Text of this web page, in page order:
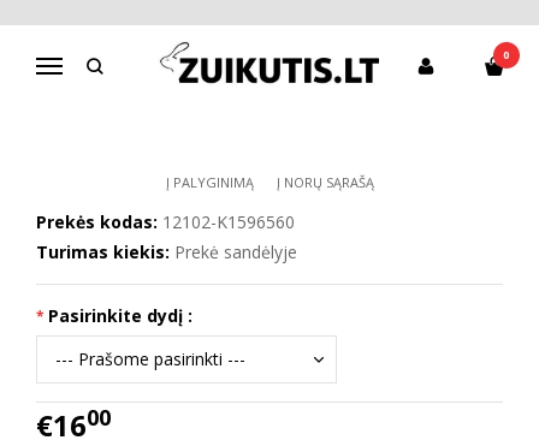
Navigacija
0
Pagrindinis Batai berniukui Tapukai Tapukai K1596560
TAPUKAI K1596560
Į PALYGINIMĄ Į NORŲ SĄRAŠĄ
Prekės kodas: 12102-K1596560
Turimas kiekis: Prekė sandėlyje
Pasirinkite dydį :
€1600